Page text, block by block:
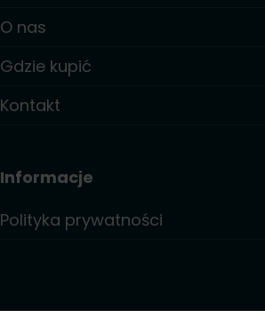
O nas
Gdzie kupić
Kontakt
Informacje
Polityka prywatności